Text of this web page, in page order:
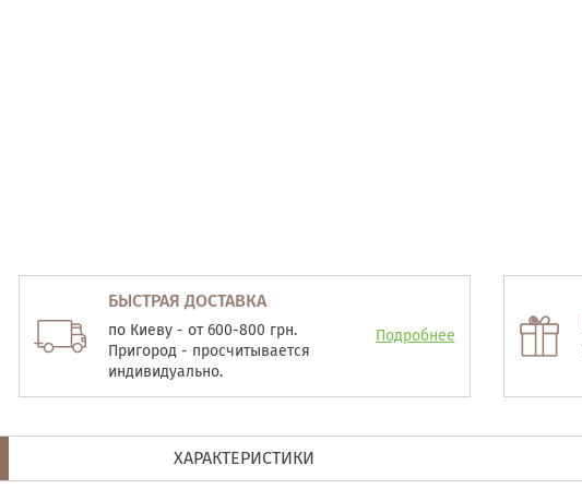
БЫСТРАЯ ДОСТАВКА
по Киеву - от 600-800 грн.
Пригород - просчитывается
индивидуально.
Подробнее
ХАРАКТЕРИСТИКИ